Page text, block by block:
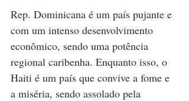
Rep. Dominicana é um país pujante e
com um intenso desenvolvimento
econômico, sendo uma potência
regional caribenha. Enquanto isso, o
Haiti é um país que convive a fome e
a miséria, sendo assolado pela